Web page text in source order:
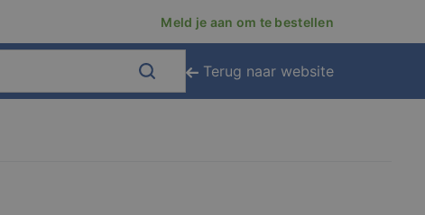
Meld je aan om te bestellen
Terug naar website